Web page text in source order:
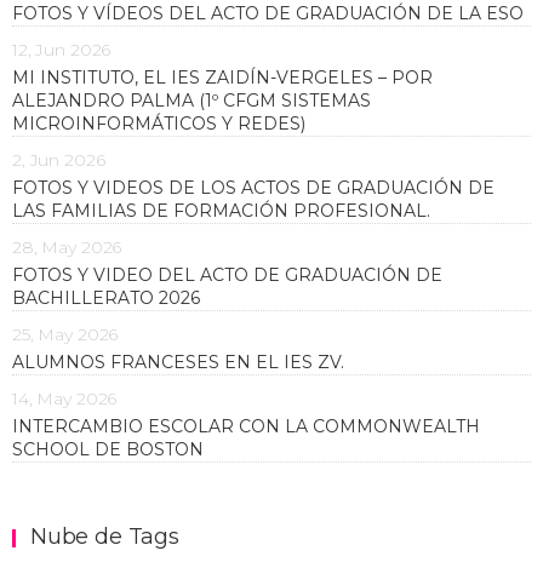
FOTOS Y VÍDEOS DEL ACTO DE GRADUACIÓN DE LA ESO
12, Jun 2026
MI INSTITUTO, EL IES ZAIDÍN-VERGELES – POR
ALEJANDRO PALMA (1º CFGM SISTEMAS
MICROINFORMÁTICOS Y REDES)
2, Jun 2026
FOTOS Y VIDEOS DE LOS ACTOS DE GRADUACIÓN DE
LAS FAMILIAS DE FORMACIÓN PROFESIONAL.
28, May 2026
FOTOS Y VIDEO DEL ACTO DE GRADUACIÓN DE
BACHILLERATO 2026
25, May 2026
ALUMNOS FRANCESES EN EL IES ZV.
14, May 2026
INTERCAMBIO ESCOLAR CON LA COMMONWEALTH
SCHOOL DE BOSTON
Nube de Tags